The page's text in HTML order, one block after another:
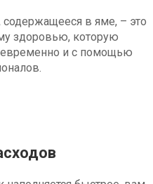
в яме, – это
здоровью, которую
и с помощью